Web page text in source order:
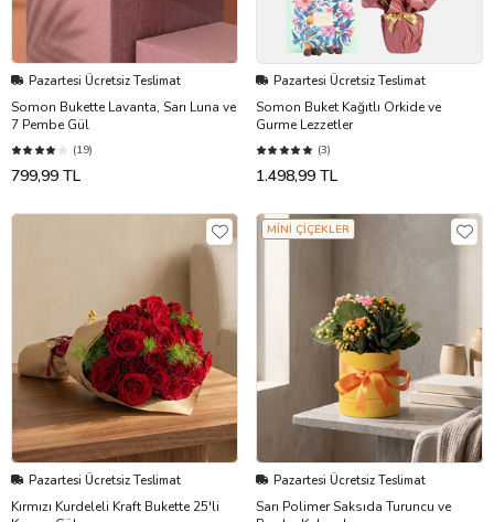
Pazartesi Ücretsiz Teslimat
Somon Bukette Lavanta, Sarı Luna ve
7 Pembe Gül
(19)
799,99 TL
Pazartesi Ücretsiz Teslimat
Somon Buket Kağıtlı Orkide ve
Gurme Lezzetler
(3)
1.498,99 TL
Pazartesi Ücretsiz Teslimat
Kırmızı Kurdeleli Kraft Bukette 25'li
MİNİ ÇİÇEKLER
Pazartesi Ücretsiz Teslimat
Sarı Polimer Saksıda Turuncu ve